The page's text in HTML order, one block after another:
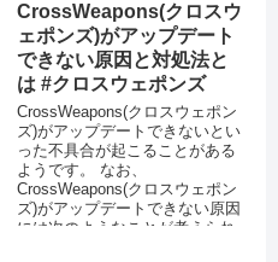
CrossWeapons(クロスウ
ェポンズ)がアップデート
できない原因と対処法と
は #クロスウェポンズ
CrossWeapons(クロスウェポン
ズ)がアップデートできないとい
った不具合が起こることがある
ようです。 なお、
CrossWeapons(クロスウェポン
ズ)がアップデートできない原因
には次のようなことが考えられ